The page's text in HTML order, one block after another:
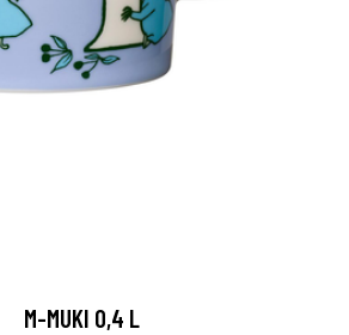
M-MUKI 0,4 L